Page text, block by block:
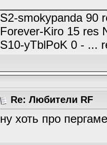
S2-smokypanda 90
Forever-Kiro 15 res
S10-yTblPoK 0 - ...
Re: Любители RF
ну хоть про